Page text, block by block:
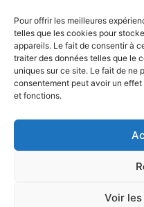
Pour offrir les meilleures
telles que les cookies pour
appareils. Le fait de consentir à
traiter des données telles que le
uniques sur ce site. Le fait de ne
consentement peut avoir un
et fonctions.
Voir
Mardi : de 17 h à
Jeudi : de 17 h à
Samedi : de 14 h
Stand de
Près
Tel: +41